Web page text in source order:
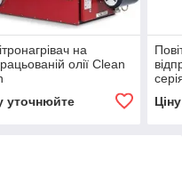
на
олії Clean
уточнюйте